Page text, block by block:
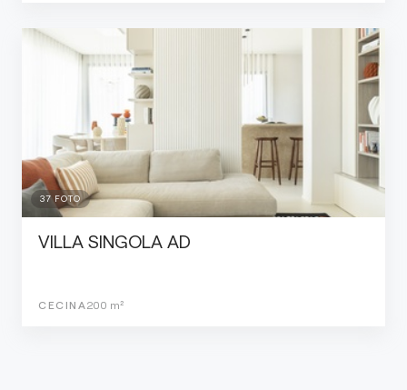
37FOTO
VILLA SINGOLA AD
CECINA 200 m²